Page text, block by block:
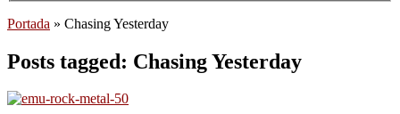
Portada » Chasing Yesterday
Posts tagged: Chasing Yesterday